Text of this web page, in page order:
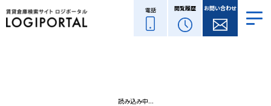
電話 閲覧履歴 お問い合わせ
読み込み中...